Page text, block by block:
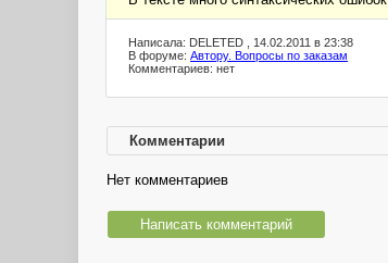
Написала: DELETED , 14.02.2011 в 23:38
В форуме: Автору. Вопросы по заказам
Комментариев: нет
Комментарии
Нет комментариев
Написать комментарий